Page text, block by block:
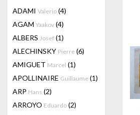
ADAMI Valerio (4)
AGAM Yaakov (4)
ALBERS Josef (1)
ALECHINSKY Pierre (6)
AMIGUET Marcel (1)
APOLLINAIRE Guillaume (1)
ARP Hans (2)
ARROYO Eduardo (2)